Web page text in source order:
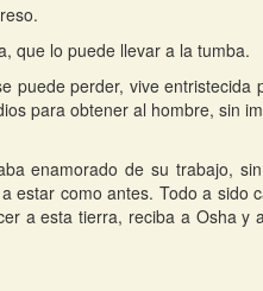
que lo puede llevar a la tumba.
puede perder, vive entristecida
para obtener al hombre, sin
enamorado de su trabajo,
estar como antes. Todo a sido
a esta tierra, reciba a Osha y